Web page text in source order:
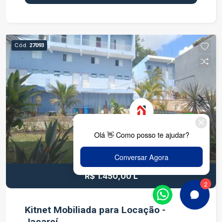
garagem Imóvel localizado em condomínio
informações ou agendar uma visita, entre em
contato.
Cód. 27093
R$ 1.450,00 L
Kitnet Mobiliada para Locação -